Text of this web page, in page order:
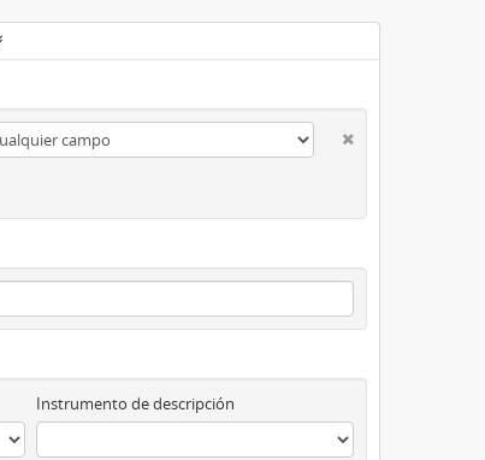
Instrumento de descripción